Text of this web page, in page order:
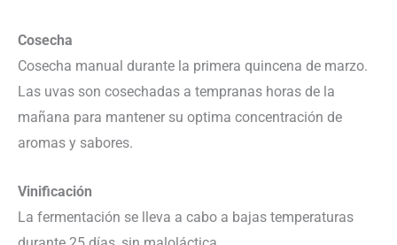
Cosecha
Cosecha manual durante la primera quincena de marzo.
Las uvas son cosechadas a tempranas horas de la
mañana para mantener su optima concentración de
aromas y sabores.
Vinificación
La fermentación se lleva a cabo a bajas temperaturas